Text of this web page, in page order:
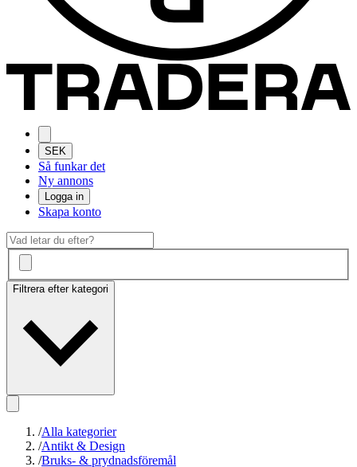
SEK
Så funkar det
Ny annons
Logga in
Skapa konto
Filtrera efter kategori
/Alla kategorier
/Antikt & Design
/Bruks- & prydnadsföremål